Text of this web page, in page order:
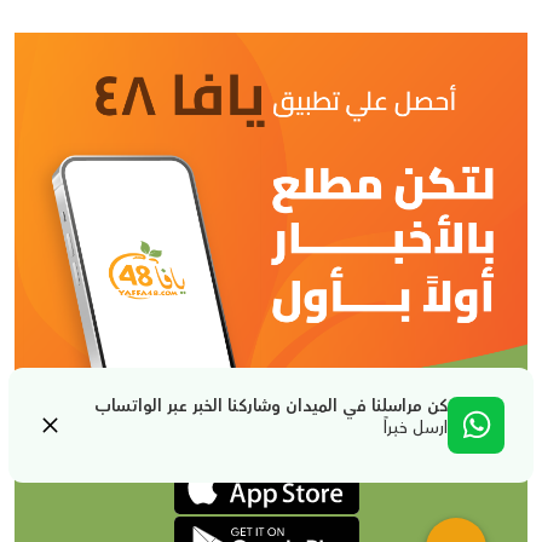
كن مراسلنا في الميدان وشاركنا الخبر عبر الواتساب
ارسل خبراً